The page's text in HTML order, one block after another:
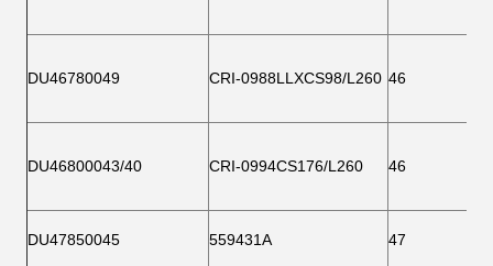
DU46780049 CRI-0988LLXCS98/L260 46
DU46800043/40 CRI-0994CS176/L260 46
DU47850045 559431A 47